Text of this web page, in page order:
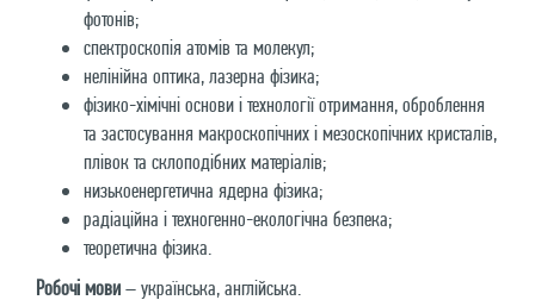
фотонів;
спектроскопія атомів та молекул;
нелінійна оптика, лазерна фізика;
фізико-хімічні основи і технології отримання, оброблення
та застосування макроскопічних і мезоскопічних кристалів,
плівок та склоподібних матеріалів;
низькоенергетична ядерна фізика;
радіаційна і техногенно-екологічна безпека;
теоретична фізика.
Робочі мови– українська, англійська.